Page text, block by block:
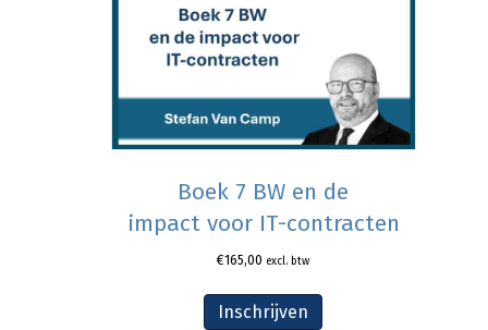
Boek 7 BW en de
impact voor IT-contracten
€165,00 excl. btw
Inschrijven